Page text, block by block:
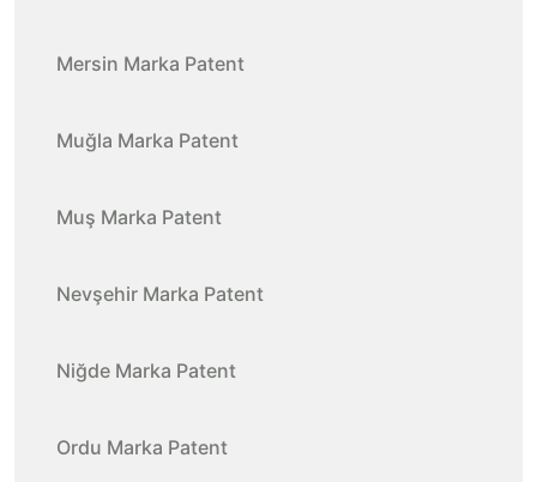
Mersin Marka Patent
Muğla Marka Patent
Muş Marka Patent
Nevşehir Marka Patent
Niğde Marka Patent
Ordu Marka Patent